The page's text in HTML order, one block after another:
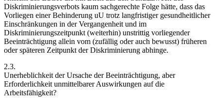
Diskriminierungsverbots kaum sachgerechte Folge hätte, dass das
Vorliegen einer Behinderung uU trotz langfristiger gesundheitlicher
Einschränkungen in der Vergangenheit und im
Diskriminierungszeitpunkt (weiterhin) unstrittig vorliegender
Beeinträchtigung allein vom (zufällig oder auch bewusst) früheren
oder späteren Zeitpunkt der Diskriminierung abhinge.
2.3.
Unerheblichkeit der Ursache der Beeinträchtigung, aber
Erforderlichkeit unmittelbarer Auswirkungen auf die
Arbeitsfähigkeit?